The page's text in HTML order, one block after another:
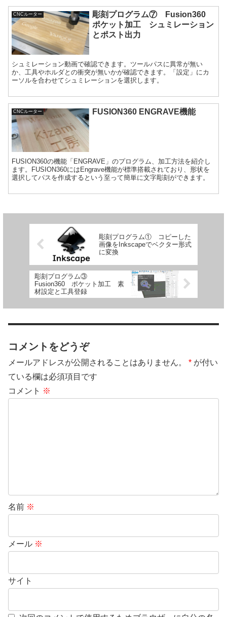
CNCルーター
彫刻プログラム⑦ Fusion360
ポケット加工 シュミレーション
とポスト出力
シュミレーション動画で確認できます。ツールパスに異常が無い
か、工具やホルダとの衝突が無いかが確認できます。「設定」にカ
ーソルを合わせてシュミレーションを選択します。
CNCルーター FUSION360 ENGRAVE機能
FUSION360の機能「ENGRAVE」のプログラム、加工方法を紹介し
ます。FUSION360にはEngrave機能が標準搭載されており、形状を
選択してパスを作成するという至って簡単に文字彫刻ができます。
彫刻プログラム① コピーした
画像をInkscapeでベクター形式
に変換
彫刻プログラム③
Fusion360 ポケット加工 素
材設定と工具登録
コメントをどうぞ
メールアドレスが公開されることはありません。 * が付い
ている欄は必須項目です
コメント ※
名前 ※
メール ※
サイト